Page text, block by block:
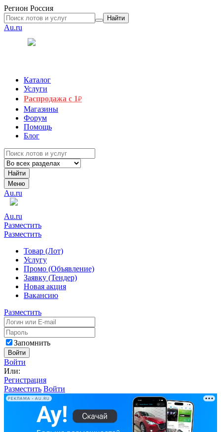
Регион Россия
Найти
Au.ru
Каталог
Услуги
Распродажа с 1₽
Магазины
Форум
Помощь
Блог
Найти
Меню
Au.ru
Au.ru
Разместить
Разместить
Товар (Лот)
Услугу
Промо (Объявление)
Заявку (Тендер)
Новая акция
Вакансию
Разместить
Запомнить
Войти
Войти
Или:
Регистрация
Разместить Войти
РЕКЛАМА • AU.RU